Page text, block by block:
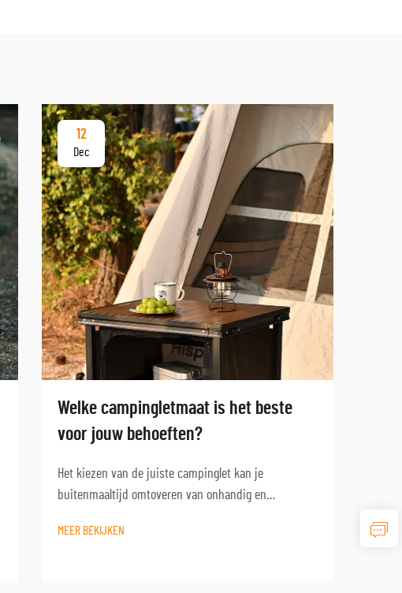
12
Dec
Welke campingletmaat is het beste
voor jouw behoeften?
Het kiezen van de juiste campinglet kan je
buitenmaaltijd omtoveren van onhandig en
een weekendje kampeert met het gezin of alleen op
MEER BEKIJKEN
tocht
MEER